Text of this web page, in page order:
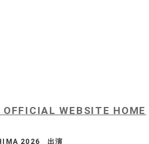
WEBSITE HOME
2026 出演